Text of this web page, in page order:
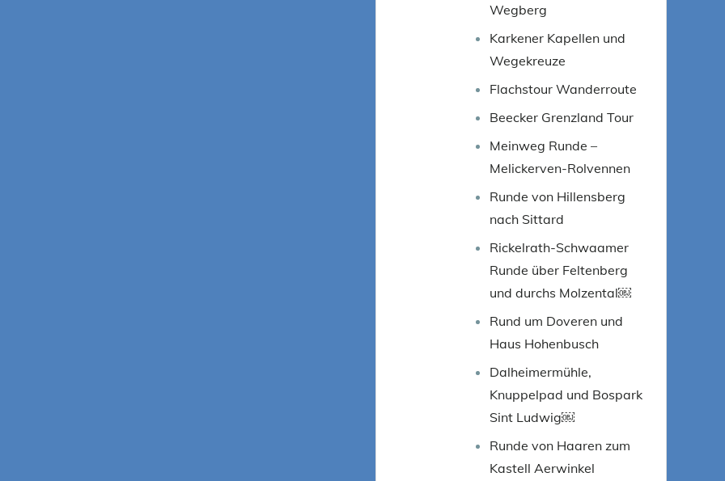
Wegberg
Karkener Kapellen und
Wegekreuze
Flachstour Wanderroute
Beecker Grenzland Tour
Meinweg Runde –
Melickerven-Rolvennen
Runde von Hillensberg
nach Sittard
Rickelrath-Schwaamer
Runde über Feltenberg
und durchs Molzental￼
Rund um Doveren und
Haus Hohenbusch
Dalheimermühle,
Knuppelpad und Bospark
Sint Ludwig￼
Runde von Haaren zum
Kastell Aerwinkel